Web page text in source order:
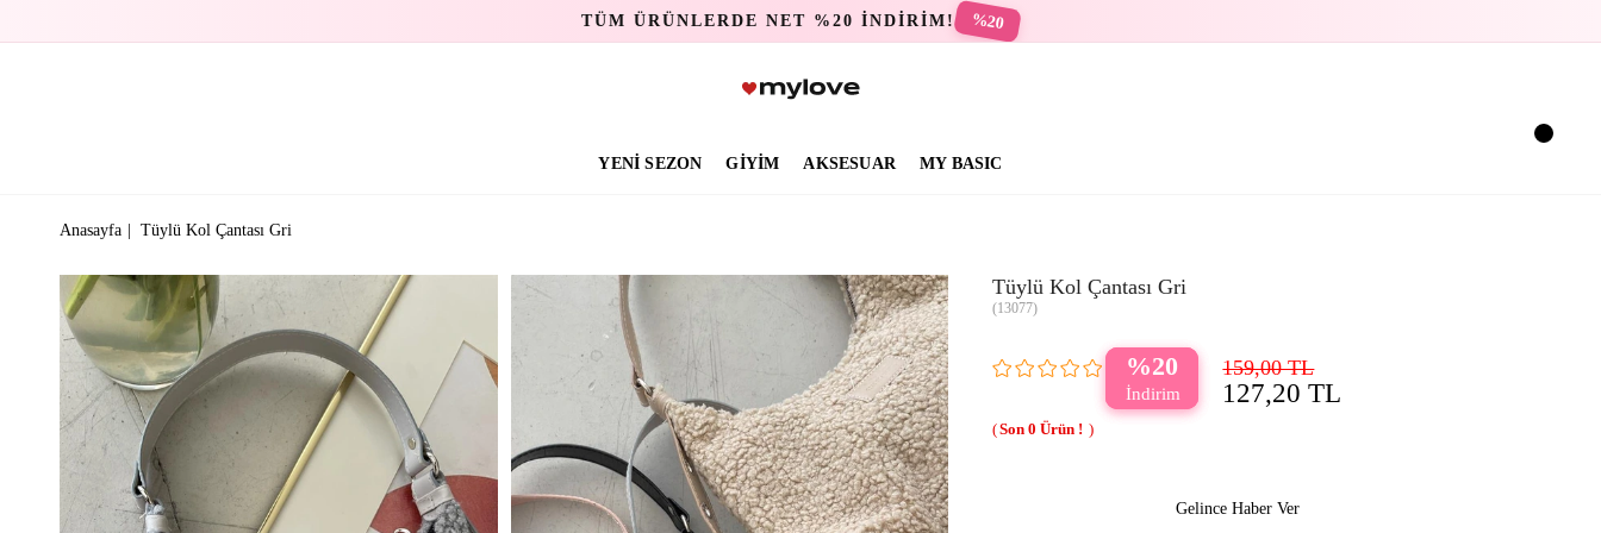
TÜM ÜRÜNLERDE NET %20 İNDİRİM! %20
YENİ SEZON GİYİM AKSESUAR MY BASIC
Anasayfa Tüylü Kol Çantası Gri
Tüylü Kol Çantası Gri
(13077)
20 159,00 TL
127,20 TL
0
Gelince Haber Ver